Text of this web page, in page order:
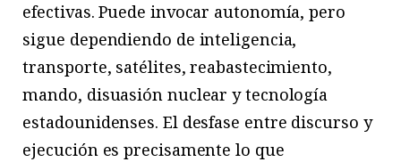
efectivas. Puede invocar autonomía, pero
sigue dependiendo de inteligencia,
transporte, satélites, reabastecimiento,
mando, disuasión nuclear y tecnología
estadounidenses. El desfase entre discurso y
ejecución es precisamente lo que